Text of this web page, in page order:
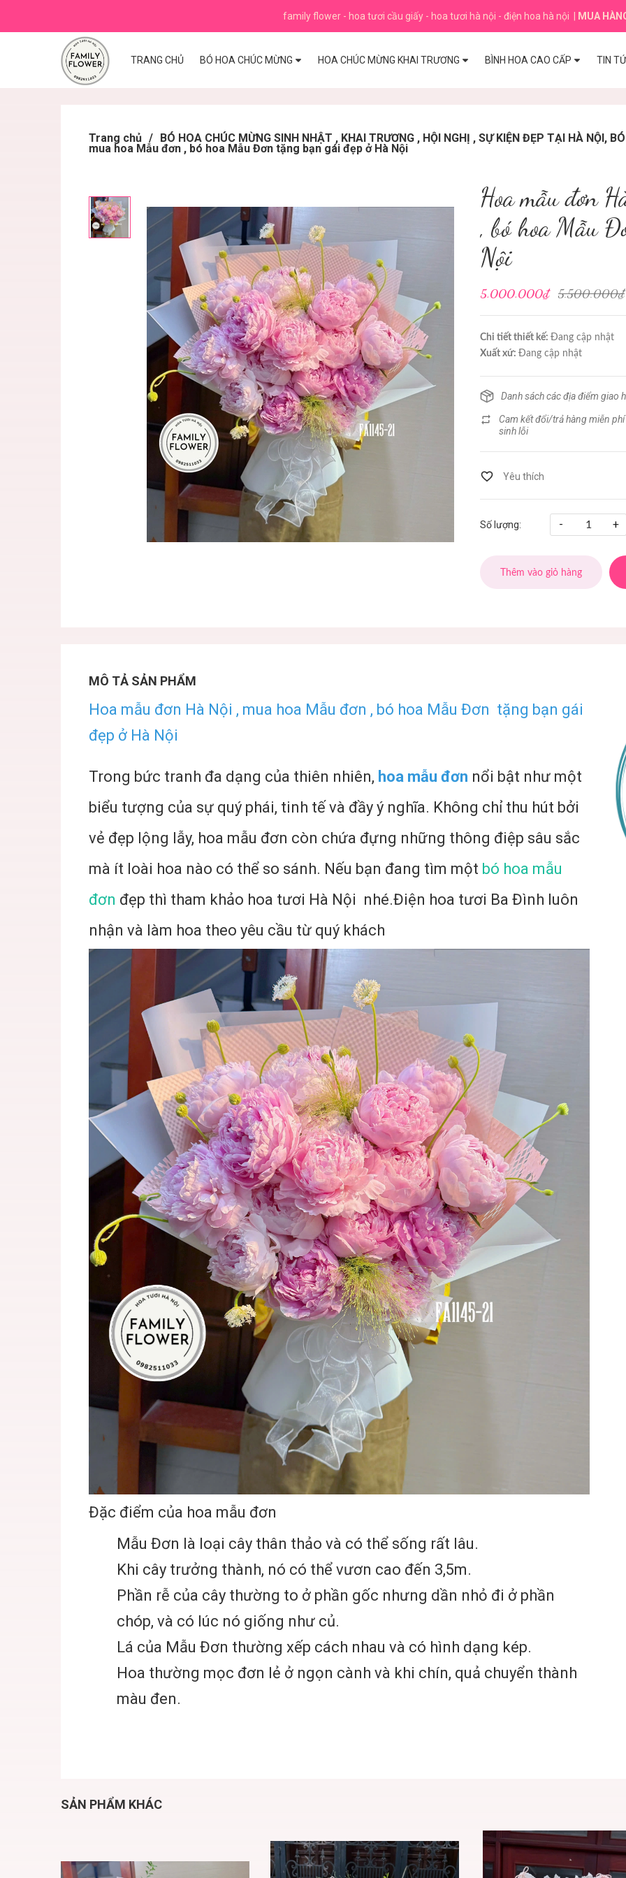
family flower - hoa tươi cầu giấy - hoa tươi hà nội - điện hoa hà nội MUA
TRANG CHỦ BÓ HOA CHÚC MỪNG HOA CHÚC MỪNG KHAI TRƯƠNG BÌNH HOA CAO CẤP TIN
Trang chủ / BÓ HOA CHÚC MỪNG SINH NHẬT , KHAI TRƯƠNG , HỘI NGHỊ , SỰ KIỆN ĐẸP TẠI HÀ NỘI,
mua hoa Mẫu đơn , bó hoa Mẫu Đơn tặng bạn gái đẹp ở Hà Nội
Hoa mẫu đơn
, bó hoa Mẫu
Nội
5.000.000₫ 5.500.000₫
Chi tiết thiết kế: Đang cập nhật
Xuất xứ: Đang cập nhật
Danh sách các địa điểm giao
Cam kết đổi/trả hàng miễn
sinh lỗi
Số lượng: - +
Thêm vào giỏ hàng
MÔ TẢ SẢN PHẨM
Hoa mẫu đơn Hà Nội , mua hoa Mẫu đơn , bó hoa Mẫu Đơn tặng bạn gái
đẹp ở Hà Nội
Trong bức tranh đa dạng của thiên nhiên, hoa mẫu đơn nổi bật như một
biểu tượng của sự quý phái, tinh tế và đầy ý nghĩa. Không chỉ thu hút bởi
vẻ đẹp lộng lẫy, hoa mẫu đơn còn chứa đựng những thông điệp sâu sắc
mà ít loài hoa nào có thể so sánh. Nếu bạn đang tìm một bó hoa mẫu
đơn đẹp thì tham khảo hoa tươi Hà Nội nhé.Điện hoa tươi Ba Đình luôn
nhận và làm hoa theo yêu cầu từ quý khách
Đặc điểm của hoa mẫu đơn
Mẫu Đơn là loại cây thân thảo và có thể sống rất lâu.
Khi cây trưởng thành, nó có thể vươn cao đến 3,5m.
Phần rễ của cây thường to ở phần gốc nhưng dần nhỏ đi ở phần
chóp, và có lúc nó giống như củ.
Lá của Mẫu Đơn thường xếp cách nhau và có hình dạng kép.
Hoa thường mọc đơn lẻ ở ngọn cành và khi chín, quả chuyển thành
màu đen.
SẢN PHẨM KHÁC